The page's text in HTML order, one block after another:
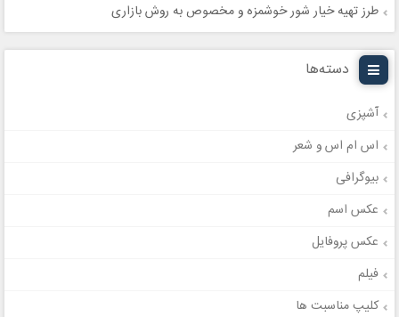
طرز تهیه خیار شور خوشمزه و مخصوص به روش بازاری
دسته‌ها
آشپزی
اس ام اس و شعر
بیوگرافی
عکس اسم
عکس پروفایل
فیلم
کلیپ مناسبت ها